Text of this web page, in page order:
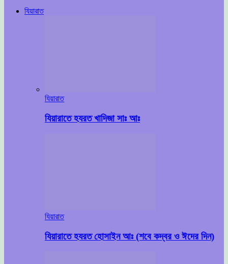
যিয়ারাত
যিয়ারাত
যিয়ারাতে হযরত খাদিজা সাঃ আঃ
যিয়ারাত
যিয়ারাতে হযরত হোসাইন আঃ (শবে কদ্বর ও ঈদের দিন)